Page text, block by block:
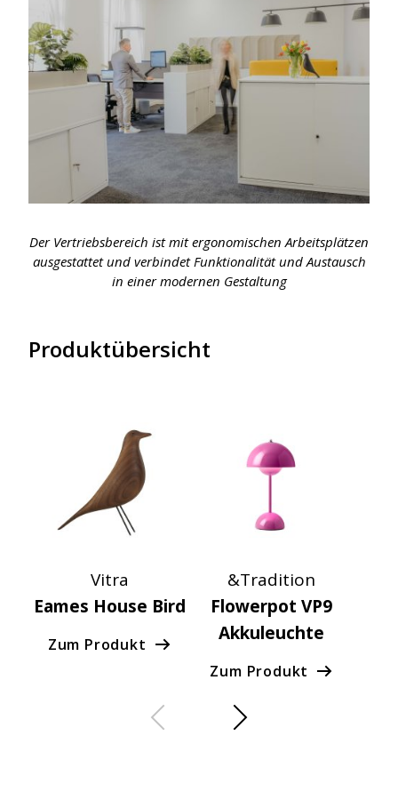
Der Vertriebsbereich ist mit ergonomischen Arbeitsplätzen
ausgestattet und verbindet Funktionalität und Austausch
in einer modernen Gestaltung
Produktübersicht
Vitra
Eames House Bird
Zum Produkt
&Tradition
Flowerpot VP9
Akkuleuchte
Zum Produkt